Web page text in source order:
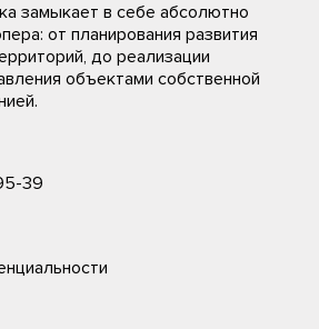
замыкает в себе абсолютно
от планирования развития
до реализации
объектами собственной
39